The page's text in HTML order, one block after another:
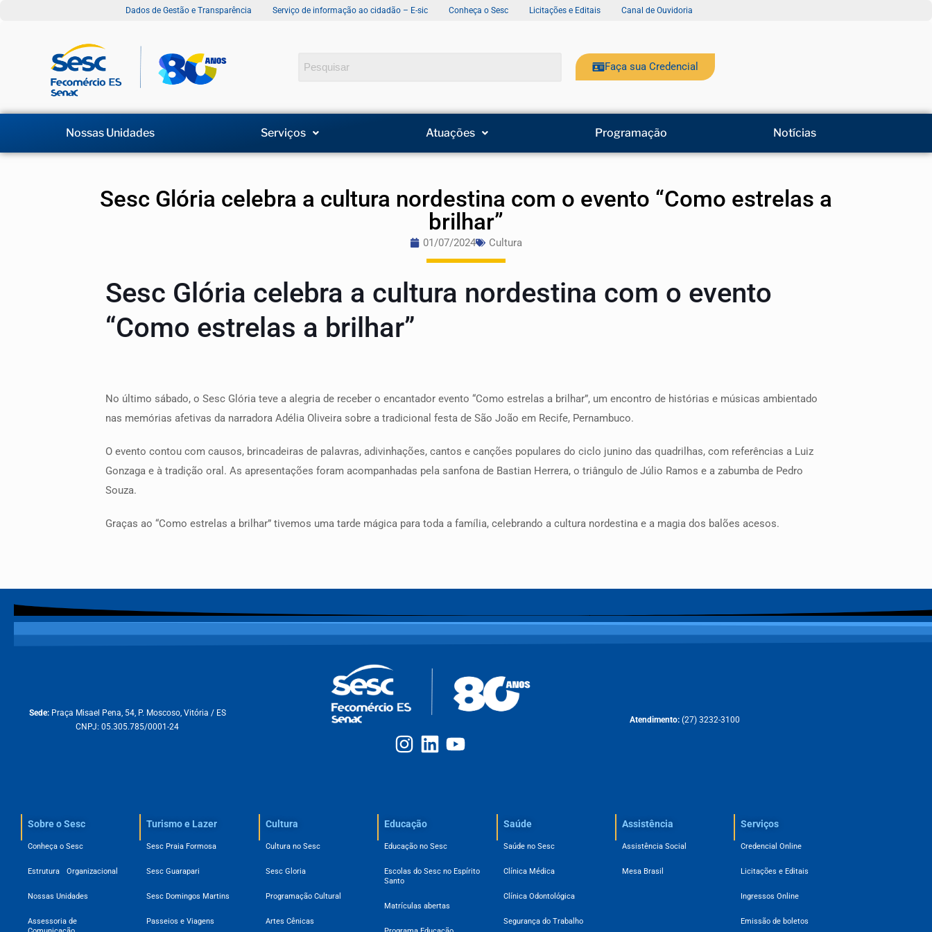
Dados de Gestão e Transparência Serviço de informação ao cidadão – E-sic Conheça o Sesc Licitações e Editais Canal de Ouvidoria
Faça sua Credencial
Nossas Unidades Serviços Atuações Programação Notícias
Sesc Glória celebra a cultura nordestina com o evento “Como estrelas a
brilhar”
01/07/2024 Cultura
Sesc Glória celebra a cultura nordestina com o evento
“Como estrelas a brilhar”
No último sábado, o Sesc Glória teve a alegria de receber o encantador evento “Como estrelas a brilhar”, um encontro de histórias e músicas ambientado
nas memórias afetivas da narradora Adélia Oliveira sobre a tradicional festa de São João em Recife, Pernambuco.
O evento contou com causos, brincadeiras de palavras, adivinhações, cantos e canções populares do ciclo junino das quadrilhas, com referências a Luiz
Gonzaga e à tradição oral. As apresentações foram acompanhadas pela sanfona de Bastian Herrera, o triângulo de Júlio Ramos e a zabumba de Pedro
Souza.
Graças ao “Como estrelas a brilhar” tivemos uma tarde mágica para toda a família, celebrando a cultura nordestina e a magia dos balões acesos.
Sede: Praça Misael Pena, 54, P. Moscoso, Vitória / ES
CNPJ: 05.305.785/0001-24
Atendimento: (27) 3232-3100
Sobre o Sesc​
Conheça o Sesc
Estrutura Organizacional
Nossas Unidades
Assessoria de
Turismo e Lazer
Sesc Praia Formosa
Sesc Guarapari
Sesc Domingos Martins
Passeios e Viagens
Cultura
Cultura no Sesc
Sesc Gloria
Programação Cultural
Artes Cênicas
Educação
Educação no Sesc
Escolas do Sesc no Espírito
Santo
Matrículas abertas
Saúde
Saúde no Sesc
Clínica Médica
Clínica Odontológica
Segurança do Trabalho
Assistência
Assistência Social
Mesa Brasil
Serviços
Credencial Online
Licitações e Editais
Ingressos Online
Emissão de boletos